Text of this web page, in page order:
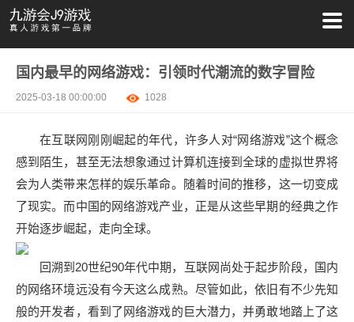
国内最早的网络游戏：引领时代潮流的数字冒险
2025-03-18 00:00:00 1028
在互联网刚刚崛起的年代，许多人对“网络游戏”这个概念
感到陌生，甚至无法想象通过计算机连接到全球的虚拟世界将
会为人类带来怎样的娱乐革命。随着时间的推移，这一切变成
了现实。而中国的网络游戏产业，正是从这些早期的经典之作
开始逐步崛起，走向全球。
回溯到20世纪90年代中期，互联网尚处于起步阶段，国内
的网络环境远没有今天这么成熟。尽管如此，依旧有不少先知
般的开发者，看到了网络游戏的巨大潜力，并勇敢地踏上了这